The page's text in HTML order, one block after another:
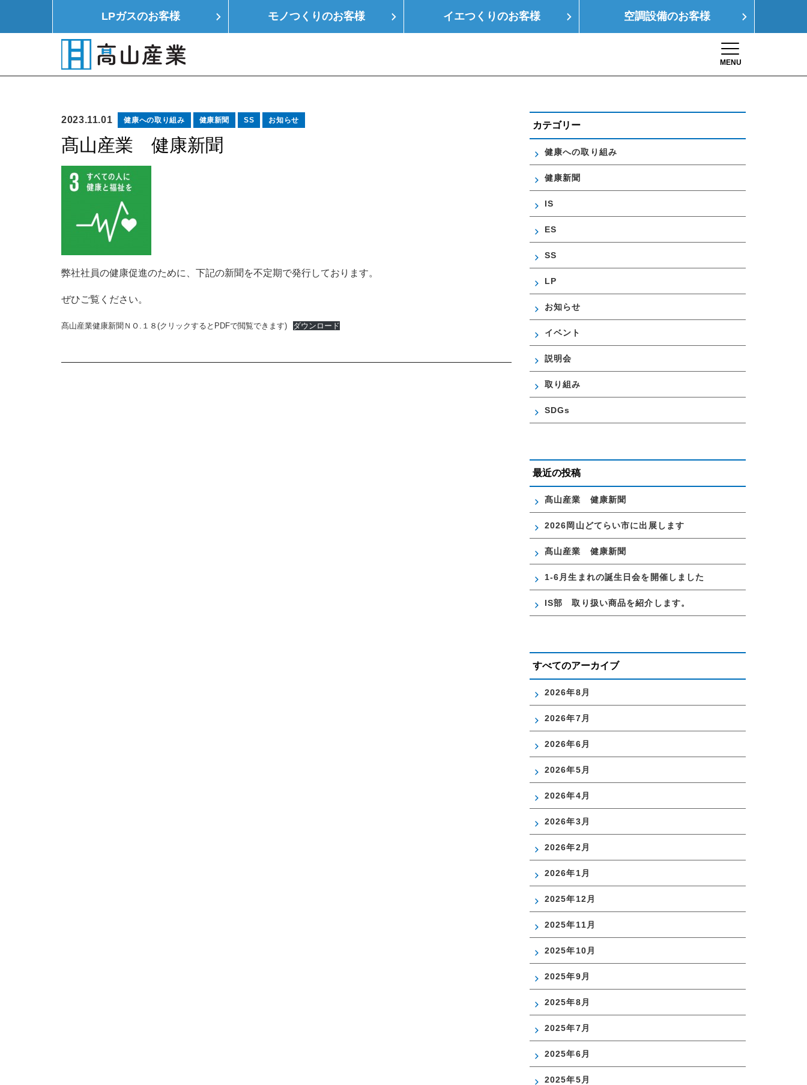
LPガスのお客様 モノつくりのお客様 イエつくりのお客様 空調設備のお客様
MENU
2023.11.01 健康への取り組み 健康新聞 SS お知らせ
髙山産業 健康新聞
弊社社員の健康促進のために、下記の新聞を不定期で発行しております。
ぜひご覧ください。
髙山産業健康新聞ＮＯ.１８(クリックするとPDFで閲覧できます) ダウンロード
カテゴリー
健康への取り組み
健康新聞
IS
ES
SS
LP
お知らせ
イベント
説明会
取り組み
SDGs
最近の投稿
髙山産業 健康新聞
2026岡山どてらい市に出展します
髙山産業 健康新聞
1-6月生まれの誕生日会を開催しました
IS部 取り扱い商品を紹介します。
すべてのアーカイブ
2026年8月
2026年7月
2026年6月
2026年5月
2026年4月
2026年3月
2026年2月
2026年1月
2025年12月
2025年11月
2025年10月
2025年9月
2025年8月
2025年7月
2025年6月
2025年5月